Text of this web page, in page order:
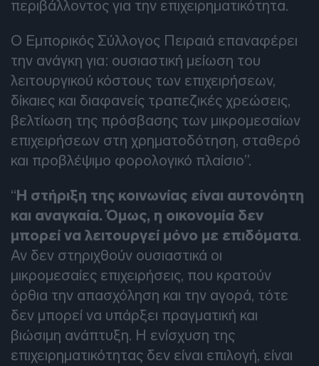
περιβάλλοντος για την επιχειρηματικότητα.
Ο Εμπορικός Σύλλογος Πειραιά επαναφέρει
την ανάγκη για: ουσιαστική μείωση του
λειτουργικού κόστους των επιχειρήσεων,
δίκαιες και διαφανείς τραπεζικές χρεώσεις,
βελτίωση της πρόσβασης των μικρομεσαίων
επιχειρήσεων στη χρηματοδότηση, σταθερό
και προβλέψιμο φορολογικό πλαίσιο”.
“ Η στήριξη της κοινωνίας είναι αυτονόητη
και αναγκαία. Όμως, η οικονομία δεν
μπορεί να λειτουργεί μόνο με επιδόματα.
Αν δεν στηριχθούν ουσιαστικά οι
μικρομεσαίες επιχειρήσεις, που κρατούν
όρθια την απασχόληση και την αγορά, τότε
δεν μπορεί να υπάρξει πραγματική και
βιώσιμη ανάπτυξη. Η ενίσχυση της
επιχειρηματικότητας δεν είναι επιλογή, είναι